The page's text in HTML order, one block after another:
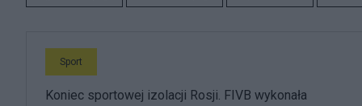
Sport
Koniec sportowej izolacji Rosji. FIVB wykonała